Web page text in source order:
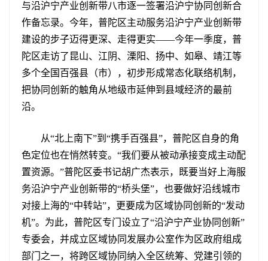
与沿沪宁产业创新带八市逐一签署沿沪宁协同创新合
作备忘录。今年，普陀区主动服务沿沪宁产业创新带
建设的步子迈得更深、走得更实——今年一季度，普
陀区走访了昆山、江阴、溧阳、扬中、如皋、靖江等
多个全国百强县（市），初步形成常态化联络机制，
把协同创新的触角从地级市延伸到县域经济的最前
沿。
从“北上南下”到“携手百强县”，普陀区自身的角
色定位也在悄然转变。“我们要从被动承接变成主动配
置资源。”普陀区委书记胡广杰表示，既要当好上海服
务沿沪宁产业创新带的“桥头堡”，也要做好沿线城市
对接上海的“中转站”，更要成为区域协同创新的“发动
机”。为此，普陀区专门设立了“沿沪宁产业协同创新”
专委会，并成立区域协同发展办公室作为区政府组成
部门之一，将跨区域协同纳入全区统筹、党建引领的